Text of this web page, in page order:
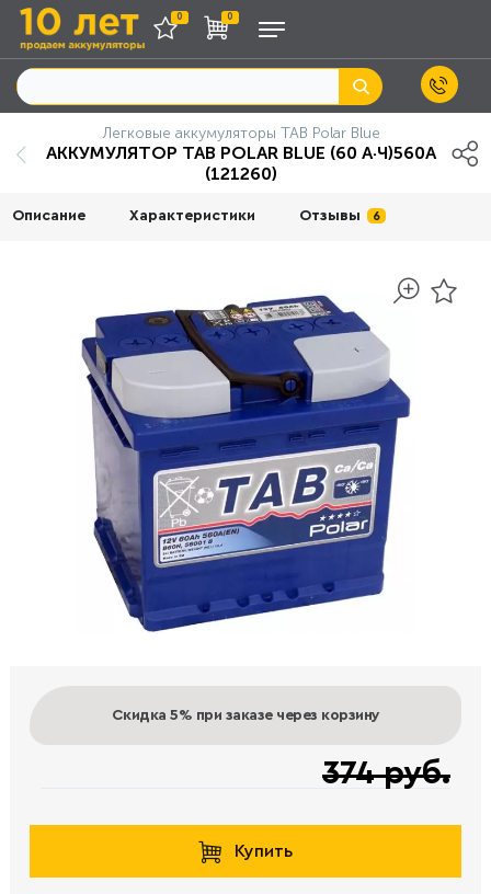
0 0
Легковые аккумуляторы TAB Polar Blue
АККУМУЛЯТОР TAB POLAR BLUE (60 А·Ч)560А
(121260)
Описание Характеристики Отзывы 6
Скидка 5% при заказе через корзину
374 руб.
Купить